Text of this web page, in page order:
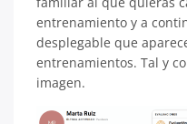
entrenamiento y a
desplegable que
entrenamientos. Tal y
imagen.